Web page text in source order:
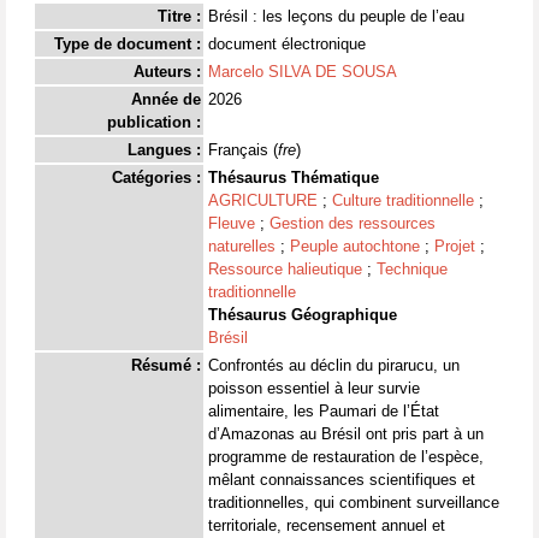
Titre : Brésil : les leçons du peuple de l’eau
Type de document : document électronique
Auteurs : Marcelo SILVA DE SOUSA
Année de
publication :
2026
Langues : Français (fre)
Catégories : Thésaurus Thématique
AGRICULTURE ; Culture traditionnelle ;
Fleuve ; Gestion des ressources
naturelles ; Peuple autochtone ; Projet ;
Ressource halieutique ; Technique
traditionnelle
Thésaurus Géographique
Brésil
Résumé : Confrontés au déclin du pirarucu, un
poisson essentiel à leur survie
alimentaire, les Paumari de l’État
d’Amazonas au Brésil ont pris part à un
programme de restauration de l’espèce,
mêlant connaissances scientifiques et
traditionnelles, qui combinent surveillance
territoriale, recensement annuel et